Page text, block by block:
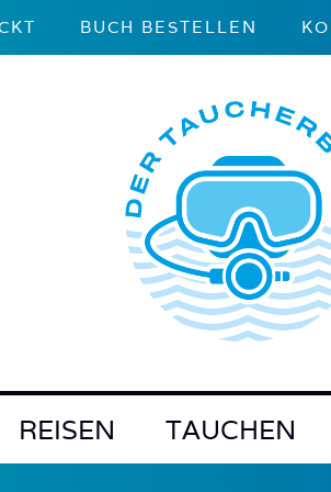
BUCH BESTELLEN
REISEN TAUCHEN